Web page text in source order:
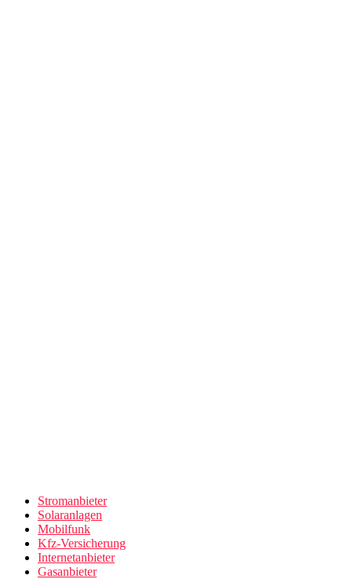
Stromanbieter
Solaranlagen
Mobilfunk
Kfz-Versicherung
Internetanbieter
Gasanbieter